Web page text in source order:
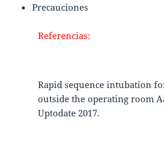
Precauciones
Referencias:
Rapid sequence intubation
outside the operating room
Uptodate 2017.